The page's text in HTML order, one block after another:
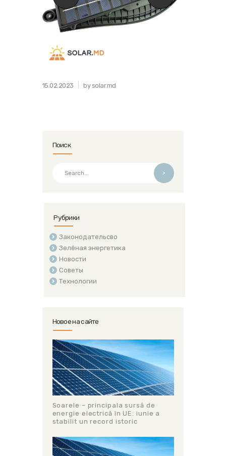
15.02.2023 by solar.md
Поиск
>
Рубрики
Законодательсво
Зелёная энергетика
Новости
Советы
Технологии
Новое на сайте
Soarele – principala sursă de
energie electrică în UE: iunie a
stabilit un record istoric